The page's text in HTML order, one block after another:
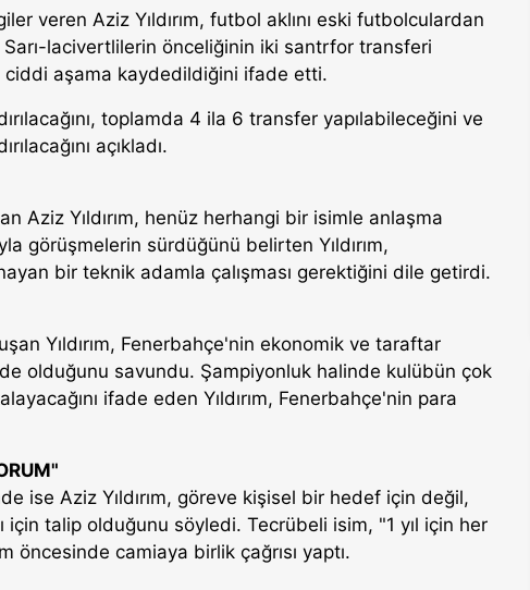
veren Aziz Yıldırım, futbol aklını eski futbolculardan
lacivertlilerin önceliğinin iki santrfor transferi
ciddi aşama kaydedildiğini ifade etti.
toplamda 4 ila 6 transfer yapılabileceğini ve
açıkladı.
Aziz Yıldırım, henüz herhangi bir isimle anlaşma
görüşmelerin sürdüğünü belirten Yıldırım,
bir teknik adamla çalışması gerektiğini dile getirdi.
Yıldırım, Fenerbahçe'nin ekonomik ve taraftar
olduğunu savundu. Şampiyonluk halinde kulübün çok
ifade eden Yıldırım, Fenerbahçe'nin para
ise Aziz Yıldırım, göreve kişisel bir hedef için değil,
talip olduğunu söyledi. Tecrübeli isim, "1 yıl için her
öncesinde camiaya birlik çağrısı yaptı.